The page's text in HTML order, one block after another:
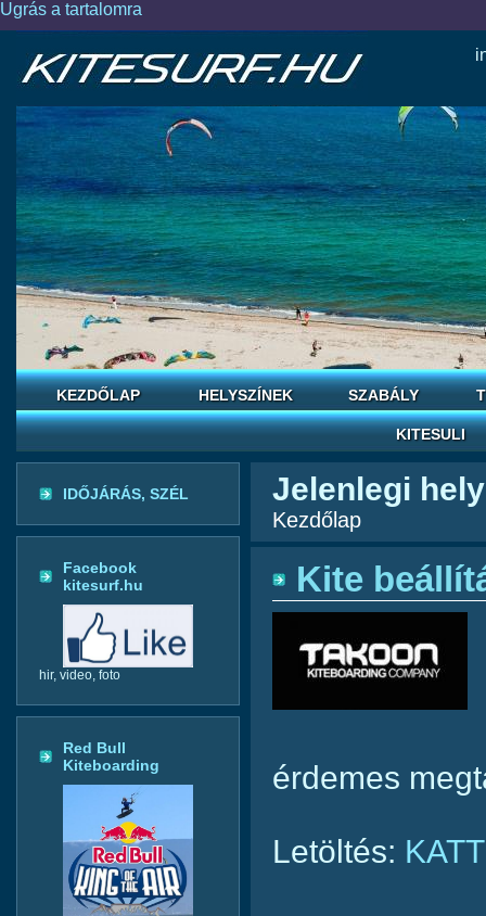
Ugrás a tartalomra
KEZDŐLAP HELYSZÍNEK SZABÁLY
KITESULI
IDŐJÁRÁS, SZÉL
Facebook
kitesurf.hu
hir, video, foto
Red Bull
Kiteboarding
Jelenlegi hely
Kezdőlap
Kite
érdemes
Letöltés: